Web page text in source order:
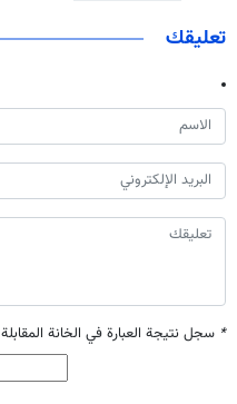
تعليقك
* سجل نتيجة العبارة في الخانة المقابلة